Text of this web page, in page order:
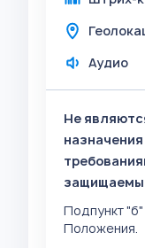
Аудио
Не
Подпункт "б"
Положения.